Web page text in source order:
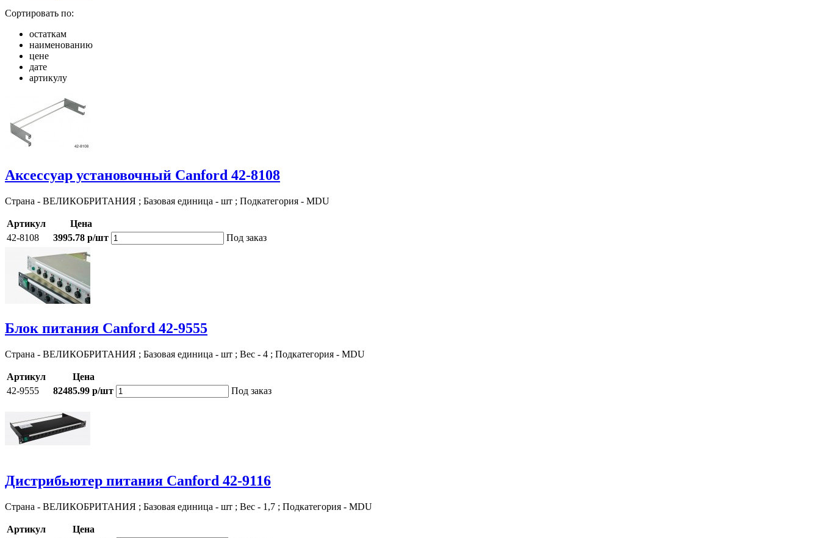
Сортировать по:
остаткам
наименованию
цене
дате
артикулу
Аксессуар установочный Canford 42-8108
Страна - ВЕЛИКОБРИТАНИЯ ; Базовая единица - шт ; Подкатегория - MDU
Артикул
Цена
42-8108
3995.78 р/шт Под заказ
Блок питания Canford 42-9555
Страна - ВЕЛИКОБРИТАНИЯ ; Базовая единица - шт ; Вес - 4 ; Подкатегория - MDU
Артикул
Цена
42-9555
82485.99 р/шт Под заказ
Дистрибьютер питания Canford 42-9116
Страна - ВЕЛИКОБРИТАНИЯ ; Базовая единица - шт ; Вес - 1,7 ; Подкатегория - MDU
Артикул
Цена